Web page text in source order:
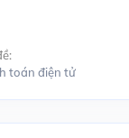
toán điện tử